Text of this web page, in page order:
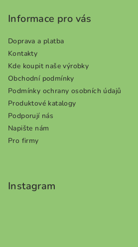
Informace pro vás
Doprava a platba
Kontakty
Kde koupit naše výrobky
Obchodní podmínky
Podmínky ochrany osobních údajů
Produktové katalogy
Podporují nás
Napište nám
Pro firmy
Instagram